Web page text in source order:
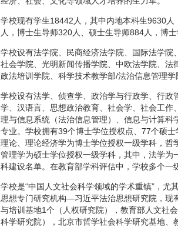
学校现有学生18442人，其中内地本科生9630
人，博士生导师320人、硕士生导师884人，博士
学校设有法学院、民商经济法学院、国际法学院
社会学院、光明新闻传播学院、中欧法学院、
政法培训学院、科学技术教学部/法治信息管理
学校设有法学、侦查学、政治学与行政学、行
学、汉语言、思想政治教育、社会学、社会工
理与信息系统（法治信息管理）、信息与计算
专业。学校拥有39个博士学位授权点、77个硕
理论、理论经济学为博士学位授权一级学科，
管理学为硕士学位授权一级学科，其中，法学
科建设名单。在教育部学科评估中，学校多个一
学校是“中国人文社会科学领域的学术重镇”，尤
思想专门研究机构—习近平法治思想研究院，现
与培训基地1个（人权研究院），教育部人文社
科学研究院），北京市哲学社会科学研究基地